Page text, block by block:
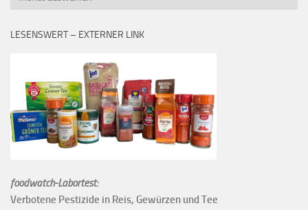
LESENSWERT – EXTERNER LINK
foodwatch-Labortest:
Verbotene Pestizide in Reis, Gewürzen und Tee